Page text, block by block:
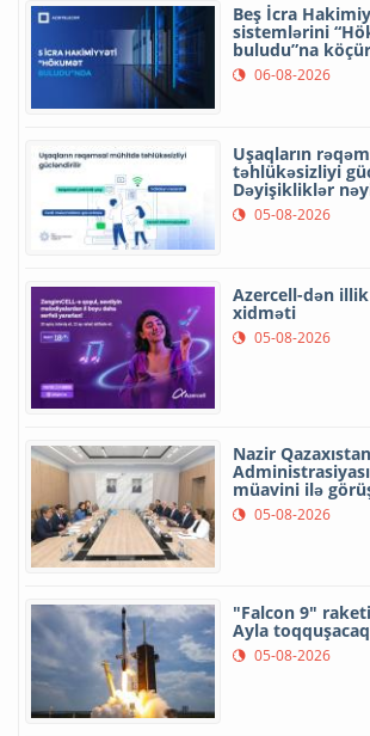
Beş İcra
sistemlərini
buludu”na
06-08-2026
Uşaqların
təhlükəsizliyi
Dəyişikliklər
05-08-2026
Azercell-dən illik
xidməti
05-08-2026
Nazir
müavini ilə
05-08-2026
"Falcon 9"
Ayla toqquşacaq
05-08-2026